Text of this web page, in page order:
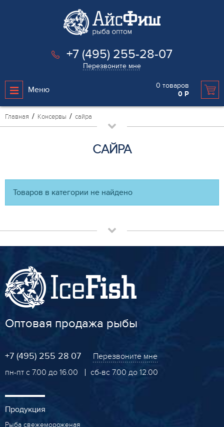
+7 (495) 255-28-07
Перезвоните мне
Меню 0 товаров
0 Р
Главная Консервы сайра
САЙРА
Товаров в категории не найдено
Оптовая продажа рыбы
+7 (495) 255 28 07
Перезвоните мне
пн-пт с 7.00 до 16.00
сб-вс 7.00 до 12.00
Продукция
Рыба свежемороженая